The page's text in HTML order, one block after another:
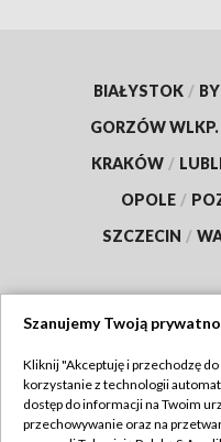
BIAŁYSTOK /
GORZÓW WLKP.
KRAKÓW /
OPOLE /
SZCZECIN /
Abonament TVP
Szanujemy Twoją
Kliknij "Akceptuję i przechodzę
korzystanie z technologii
dostęp do informacji na Twoim
przechowywanie oraz na